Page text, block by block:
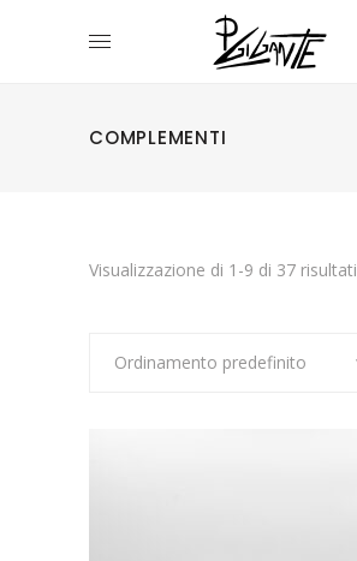
COMPLEMENTI
Visualizzazione di 1-9 di 37 risultati
Ordinamento predefinito